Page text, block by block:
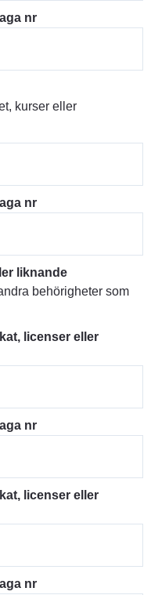
nr
kurser eller
nr
liknande
behörigheter som
licenser eller
nr
licenser eller
nr